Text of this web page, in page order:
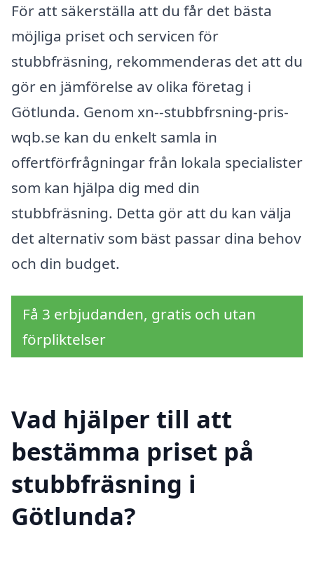
För att säkerställa att du får det bästa
möjliga priset och servicen för
stubbfräsning, rekommenderas det att du
gör en jämförelse av olika företag i
Götlunda. Genom xn--stubbfrsning-pris-
wqb.se kan du enkelt samla in
offertförfrågningar från lokala specialister
som kan hjälpa dig med din
stubbfräsning. Detta gör att du kan välja
det alternativ som bäst passar dina behov
och din budget.
Få 3 erbjudanden, gratis och utan
förpliktelser
Vad hjälper till att
bestämma priset på
stubbfräsning i
Götlunda?